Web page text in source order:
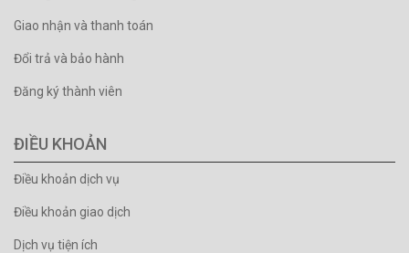
Giao nhận và thanh toán
Đổi trả và bảo hành
Đăng ký thành viên
ĐIỀU KHOẢN
Điều khoản dịch vụ
Điều khoản giao dịch
Dịch vụ tiện ích